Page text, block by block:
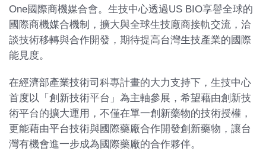
One國際商機媒合會。生技中心透過US BIO享譽全球的
國際商機媒合機制，擴大與全球生技廠商接軌交流，洽
談技術移轉與合作開發，期待提高台灣生技產業的國際
能見度。
在經濟部產業技術司科專計畫的大力支持下，生技中心
首度以「創新技術平台」為主軸參展，希望藉由創新技
術平台的擴大運用，不僅在單一創新藥物的技術授權，
更能藉由平台技術與國際藥廠合作開發創新藥物，讓台
灣有機會進一步成為國際藥廠的合作夥伴。